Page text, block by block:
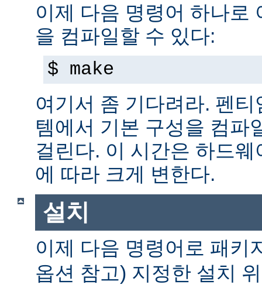
이제 다음 명령어 하나로
을 컴파일할 수 있다:
$ make
여기서 좀 기다려라. 펜
템에서 기본 구성을 컴파
걸린다. 이 시간은 하드
에 따라 크게 변한다.
설치
이제 다음 명령어로 패키
옵션 참고) 지정한 설치